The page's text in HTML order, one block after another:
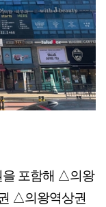
을 포함해 △의왕
△의왕역상권